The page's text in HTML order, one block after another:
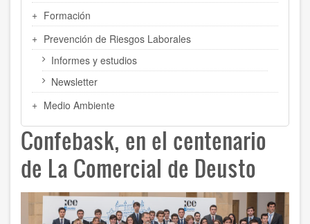
Formación
Prevención de Riesgos Laborales
Informes y estudios
Newsletter
Medio Ambiente
Confebask, en el centenario
de La Comercial de Deusto